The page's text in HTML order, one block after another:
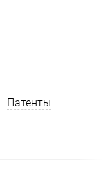
Патенты